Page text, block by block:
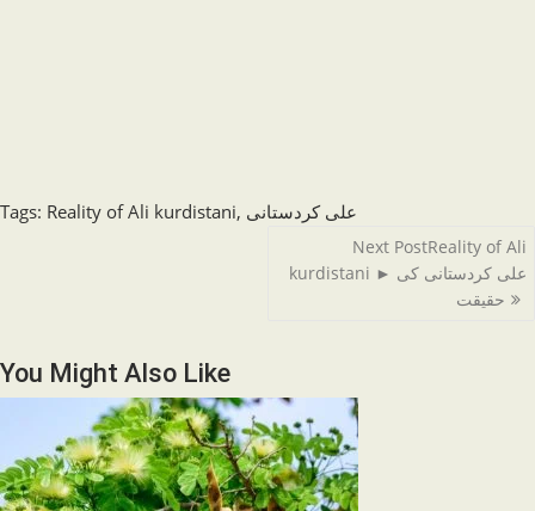
Tags: Reality of Ali kurdistani, علی کردستانی
Next PostReality of Ali
kurdistani ► علی کردستانی کی
حقیقت
You Might Also Like